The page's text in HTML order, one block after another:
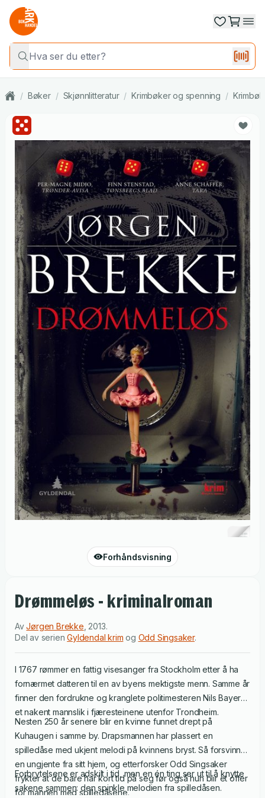
/ Bøker / Skjønnlitteratur / Krimbøker og spenning /
Forhåndsvisning
Drømmeløs - kriminalroman
AvJørgen Brekke 2013.
Del av serienGyldendal krim og Odd Singsaker.
I 1767 rømmer en fattig visesanger fra Stockholm etter å ha
fornærmet datteren til en av byens mektigste menn. Samme år
finner den fordrukne og kranglete politimesteren Nils Bayer
et nakent mannslik i fjæresteinene utenfor Trondheim.
Nesten 250 år senere blir en kvinne funnet drept på
Kuhaugen i samme by. Drapsmannen har plassert en
spilledåse med ukjent melodi på kvinnens bryst. Så forsvinner
en ungjente fra sitt hjem, og etterforsker Odd Singsaker
frykter at de bare har kort tid på seg før også hun blir et offer
for mannen med spilledåsene.
Forbrytelsene er adskilt i tid, men en én ting ser ut til å knytte
sakene sammen: den spinkle melodien fra spilledåsen.